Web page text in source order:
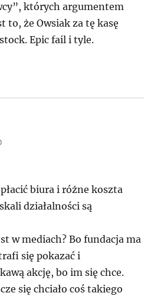
których argumentem
to, że Owsiak za tę kasę
Epic fail i tyle.
biura i różne koszta
działalności są
w mediach? Bo fundacja ma
się pokazać i
akcję, bo im się chce.
się chciało coś takiego